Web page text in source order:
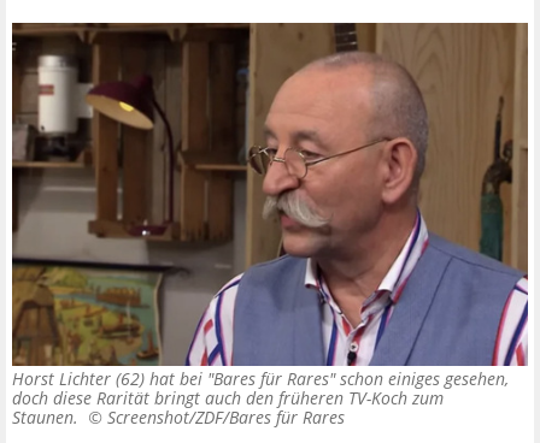
Horst Lichter (62) hat bei "Bares für Rares" schon einiges gesehen,
doch diese Rarität bringt auch den früheren TV-Koch zum
Staunen. © Screenshot/ZDF/Bares für Rares